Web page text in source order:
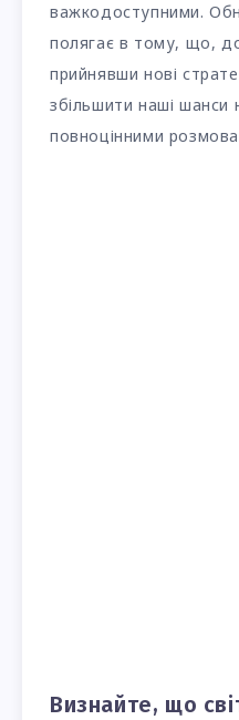
важкодоступними.
полягає в тому, що,
прийнявши нові
збільшити наші
повноцінними
Визнайте, що